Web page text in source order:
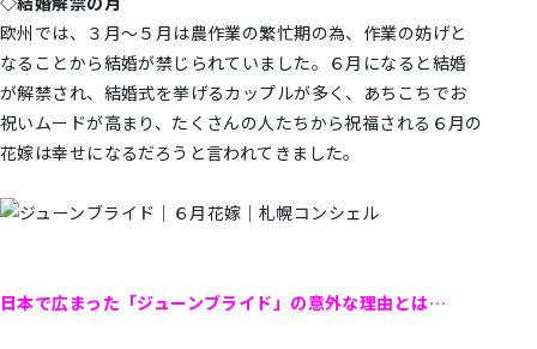
欧州では、３月～５月は農作業の繁忙期の為、作業の妨げと
なることから結婚が禁じられていました。６月になると結婚
が解禁され、結婚式を挙げるカップルが多く、あちこちでお
祝いムードが高まり、たくさんの人たちから祝福される６月の
花嫁は幸せになるだろうと言われてきました。
日本で広まった「ジューンブライド」の意外な理由とは…